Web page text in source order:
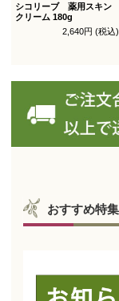
シコリーブ 薬用スキン
クリーム 180g
2,640円 (税込)